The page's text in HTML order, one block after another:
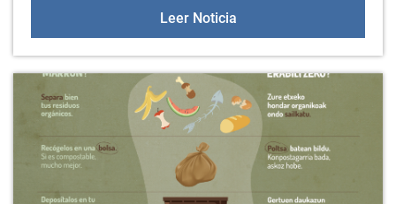
Leer NoticiaReapertura de la